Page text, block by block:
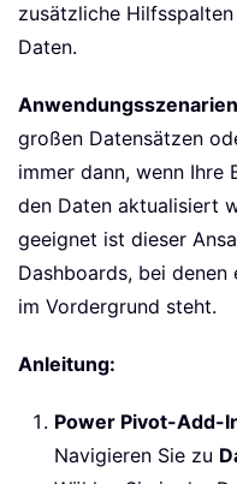
zusätzliche
Daten.
großen Datensätzen
immer dann, wenn Ihre
den Daten aktualisiert
geeignet ist dieser
Dashboards, bei
im Vordergrund steht.
Anleitung:
Power Pivot-Add-
Navigieren Sie zu